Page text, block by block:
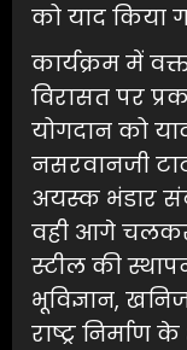
को याद किया
कार्यक्रम में
विरासत पर
योगदान को
नसरवानजी
अयस्क भंडार
वही आगे चलकर
स्टील की
भूविज्ञान,
राष्ट्र निर्माण